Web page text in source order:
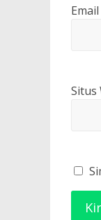
Email
Situs